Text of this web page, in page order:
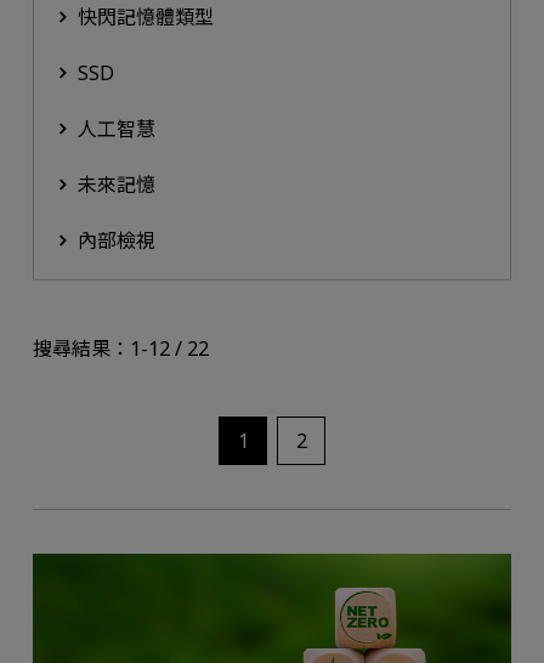
快閃記憶體類型
SSD
人工智慧
未來記憶
內部檢視
搜尋結果：1-12 / 22
1 2